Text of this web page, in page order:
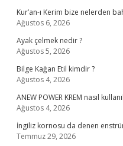
Kur’an-ı Kerim bize nelerden
Ağustos 6, 2026
Ayak çelmek nedir ?
Ağustos 5, 2026
Bilge Kağan Etil kimdir ?
Ağustos 4, 2026
ANEW POWER KREM nasıl
Ağustos 4, 2026
İngiliz kornosu da denen
Temmuz 29, 2026